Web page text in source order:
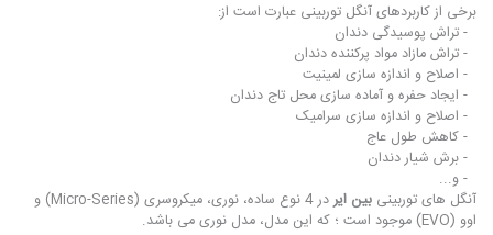
برخی از کاربردهای آنگل توربینی عبارت است از:
- تراش پوسیدگی دندان
- تراش مازاد مواد پرکننده دندان
- اصلاح و اندازه سازی لمینیت
- ایجاد حفره و آماده سازی محل تاج دندان
- اصلاح و اندازه سازی سرامیک
- کاهش طول عاج
- برش شیار دندان
- و...
آنگل های توربینی بین ایر
در 4 نوع ساده، نوری، میکروسری (Micro-Series) و
اوو (EVO) موجود است ؛ که این مدل، مدل نوری می باشد.